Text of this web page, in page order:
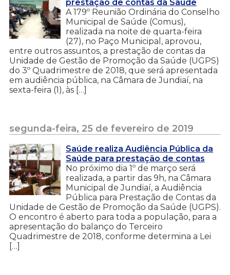
prestação de contas da Saúde
A 179º Reunião Ordinária do Conselho
Municipal de Saúde (Comus),
realizada na noite de quarta-feira
(27), no Paço Municipal, aprovou,
entre outros assuntos, a prestação de contas da
Unidade de Gestão de Promoção da Saúde (UGPS)
do 3º Quadrimestre de 2018, que será apresentada
em audiência pública, na Câmara de Jundiaí, na
sexta-feira (1), às […]
segunda-feira, 25 de fevereiro de 2019
Saúde realiza Audiência Pública da
Saúde para prestação de contas
No próximo dia 1º de março será
realizada, a partir das 9h, na Câmara
Municipal de Jundiaí, a Audiência
Pública para Prestação de Contas da
Unidade de Gestão de Promoção da Saúde (UGPS).
O encontro é aberto para toda a população, para a
apresentação do balanço do Terceiro
Quadrimestre de 2018, conforme determina a Lei
[…]